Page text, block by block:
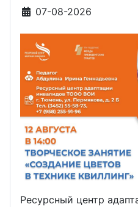
Информация о
07-08-2026
Ресурсный центр